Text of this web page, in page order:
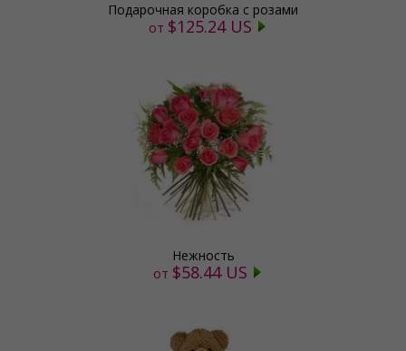
Подарочная коробка с розами
от $125.24 US
Нежность
от $58.44 US